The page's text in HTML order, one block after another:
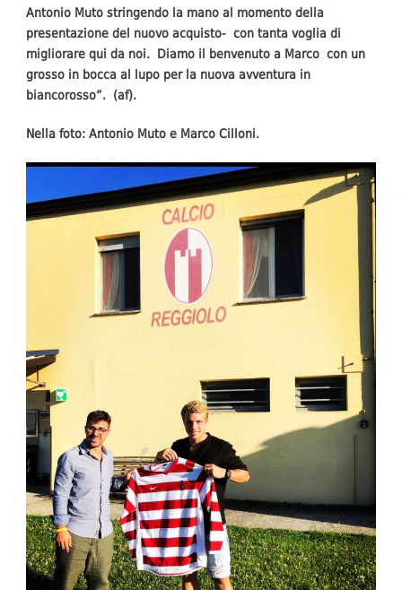
Antonio Muto stringendo la mano al momento della
presentazione del nuovo acquisto- con tanta voglia di
migliorare qui da noi. Diamo il benvenuto a Marco con un
grosso in bocca al lupo per la nuova avventura in
biancorosso”. (af).
Nella foto: Antonio Muto e Marco Cilloni.